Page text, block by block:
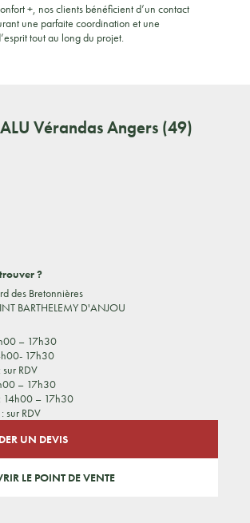
+, nos clients bénéficient d’un contact
une parfaite coordination et une
tout au long du projet.
Vérandas Angers (49)
?
des Bretonnières
BARTHELEMY D'ANJOU
– 17h30
17h30
RDV
– 17h30
14h00 – 17h30
sur RDV
UN DEVIS
LE POINT DE VENTE